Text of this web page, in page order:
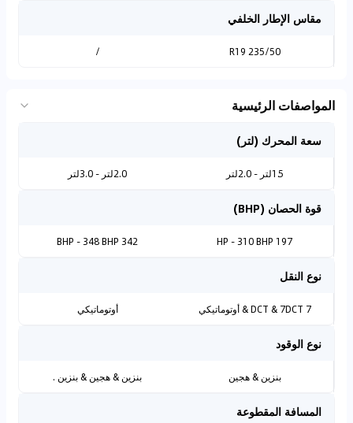
مقاس الإطار الخلفي
235/50 R19
/
المواصفات الرئيسية
سعة المحرك (لتر)
1.5لتر - 2.0لتر 2.0لتر - 3.0لتر
قوة الحصان (BHP)
197 HP - 310 BHP
342 BHP - 348 BHP
نوع النقل
7 DCT & 7DCT & أوتوماتيكي أوتوماتيكي
نوع الوقود
بنزين & هجين بنزين & هجين & بنزين .
المسافة المقطوعة